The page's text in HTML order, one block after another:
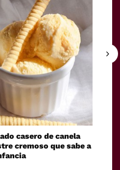
casero de canela
cremoso que sabe a